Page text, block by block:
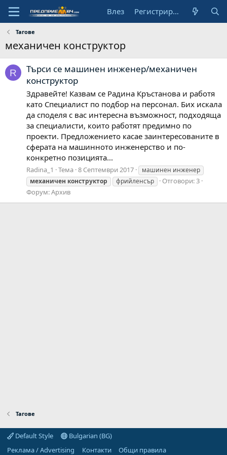
Влез Регистрирай се
Тагове
механичен конструктор
R
Търси се машинен инженер/механичен
конструктор
Здравейте! Казвам се Радина Кръстанова и работя
като Специалист по подбор на персонал. Бих искала
да споделя с вас интересна възможност, подходяща
за специалисти, които работят предимно по
проекти. Предложението касае заинтересованите в
сферата на машинното инженерство и по-
конкретно позицията...
Radina_1 Тема 8 Септември 2017
машинен инженер
механичен конструктор фрийленсър
Отговори: 3
Форум:Архив
Тагове
Default Style
Bulgarian (BG)
Реклама / Advertising
Контакти
Общи правила